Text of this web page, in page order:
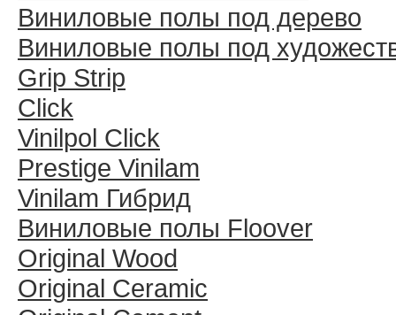
Виниловые полы под дерево
Виниловые полы под
Grip Strip
Click
Vinilpol Click
Prestige Vinilam
Vinilam Гибрид
Виниловые полы Floover
Original Wood
Original Ceramic